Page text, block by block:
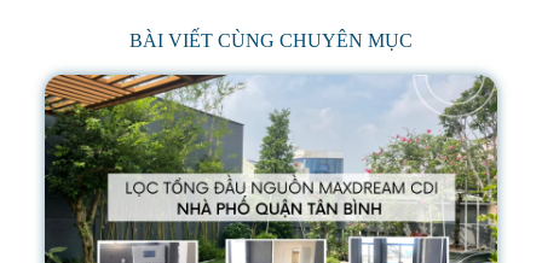
BÀI VIẾT CÙNG CHUYÊN MỤC